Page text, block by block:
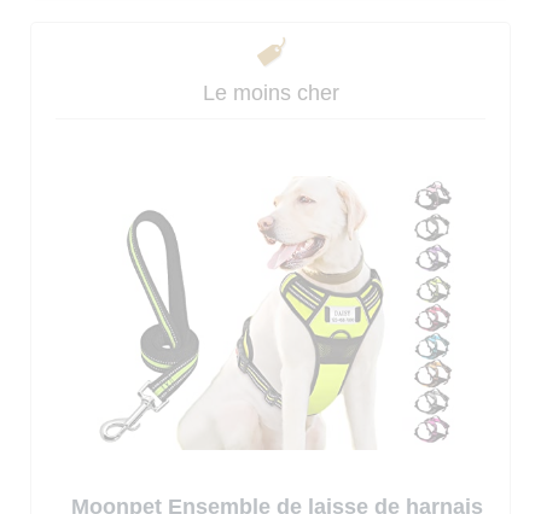
Le moins cher
Moonpet Ensemble de laisse de harnais